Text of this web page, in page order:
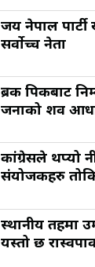
जय नेपाल पार्टी
सर्वाेच्च नेता
ब्रक पिकबाट
जनाको शव
कांग्रेसले थप्यो
संयोजकहरु
स्थानीय तहमा
यस्तो छ